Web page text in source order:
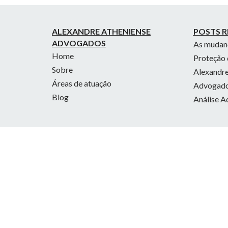
ALEXANDRE ATHENIENSE
ADVOGADOS
Home
Sobre
Áreas de atuação
Blog
POSTS
As
Proteção
Análise